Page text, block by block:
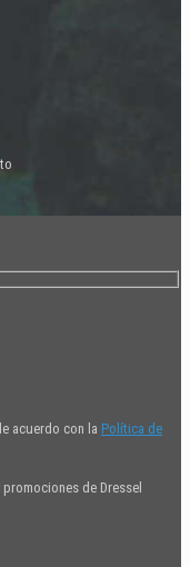
acuerdo con la Política de
de Dressel